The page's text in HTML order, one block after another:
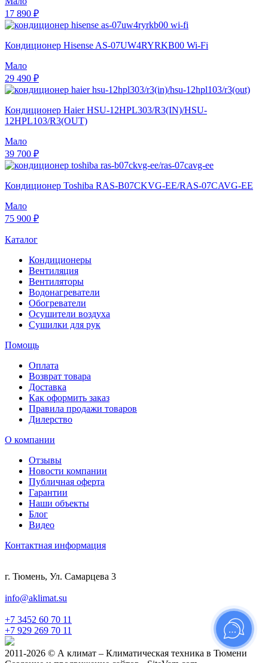
17 890 ₽
Кондиционер Hisense AS-07UW4RYRKB00 Wi-Fi
Мало
29 490 ₽
Кондиционер Haier HSU-12HPL303/R3(IN)/HSU-
12HPL103/R3(OUT)
Мало
39 700 ₽
Кондиционер Toshiba RAS-B07CKVG-EE/RAS-07CAVG-EE
Мало
75 900 ₽
Каталог
Кондиционеры
Вентиляция
Вентиляторы
Водонагреватели
Обогреватели
Осушители воздуха
Сушилки для рук
Помощь
Оплата
Возврат товара
Доставка
Как оформить заказ
Правила продажи товаров
Дилерство
О компании
Отзывы
Новости компании
Публичная оферта
Гарантии
Наши объекты
Блог
Видео
Контактная информация
г. Тюмень, Ул. Самарцева 3
info@aklimat.su
+7 3452 60 70 11
+7 929 269 70 11
2011-2026 © А климат – Климатическая техника в Тюмени